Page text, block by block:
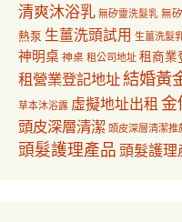
清爽沐浴乳 無矽靈洗髮乳 無
熱泵 生薑洗頭試用 生薑洗髮
神明桌 神桌 租公司地址 租商業
租營業登記地址結婚黃
草本沐浴露 虛擬地址出租 金
頭皮深層清潔 頭皮深層清潔推
頭髮護理產品 頭髮護理